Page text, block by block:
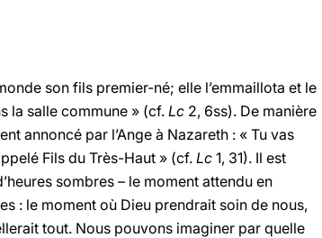
son fils premier-né; elle l’emmaillota et le
la salle commune » (cf. Lc 2, 6ss). De manière
annoncé par l’Ange à Nazareth : « Tu vas
Fils du Très-Haut » (cf. Lc 1, 31). Il est
sombres – le moment attendu en
: le moment où Dieu prendrait soin de nous,
tout. Nous pouvons imaginer par quelle